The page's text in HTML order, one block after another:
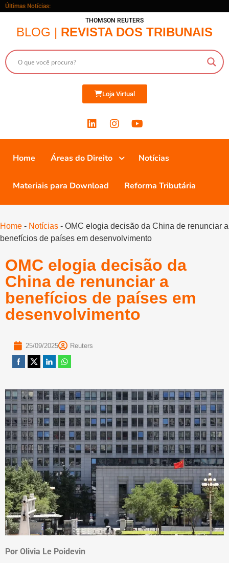
Últimas Notícias:
THOMSON REUTERS
BLOG | REVISTA DOS TRIBUNAIS
Loja Virtual
Home Áreas do Direito Notícias
Materiais para Download Reforma Tributária
Home - Notícias - OMC elogia decisão da China de renunciar a
benefícios de países em desenvolvimento
OMC elogia decisão da
China de renunciar a
benefícios de países em
desenvolvimento
25/09/2025 Reuters
Por Olivia Le Poidevin